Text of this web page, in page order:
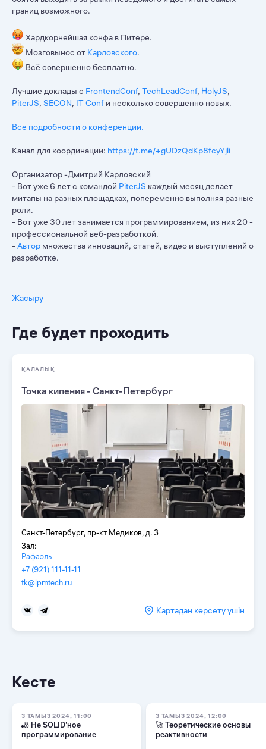
границ возможного.
Хардкорнейшая конфа в Питере.
Мозговынос от Карловского.
Всё совершенно бесплатно.
Лучшие доклады с FrontendConf, TechLeadConf, HolyJS,
PiterJS, SECON, IT Conf и несколько совершенно новых.
Все подробности о конференции.
Канал для координации: https://t.me/+gUDzQdKp8fcyYjli
Организатор -Дмитрий Карловский
- Вот уже 6 лет с командой PiterJS каждый месяц делает
митапы на разных площадках, попеременно выполняя разные
роли.
- Вот уже 30 лет занимается программированием, из них 20 -
профессиональной веб-разработкой.
- Автор множества инноваций, статей, видео и выступлений о
разработке.
Жасыру
Где будет проходить
ҚАЛАЛЫҚ
Точка кипения - Санкт-Петербург
Санкт-Петербург, пр-кт Медиков, д. 3
Зал:
Рафаэль
+7 (921) 111-11-11
tk@lpmtech.ru
Картадан көрсету үшін
Кесте
3 ТАМЫЗ 2024, 11:00
🎳 Не SOLID'ное
программирование
3 ТАМЫЗ 2024, 12:00
🚀 Теоретические основы
реактивности